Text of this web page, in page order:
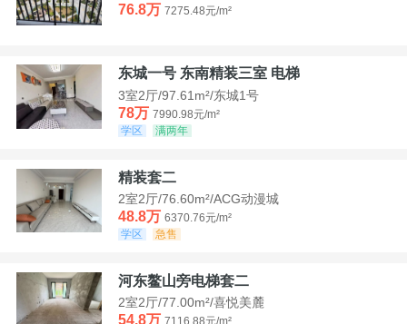
76.8万 7275.48元/m²
东城一号 东南精装三室 电梯
3室2厅/97.61m²/东城1号
78万 7990.98元/m²
学区
满两年
精装套二
2室2厅/76.60m²/ACG动漫城
48.8万 6370.76元/m²
学区
急售
河东鳌山旁电梯套二
2室2厅/77.00m²/喜悦美麓
54.8万 7116.88元/m²